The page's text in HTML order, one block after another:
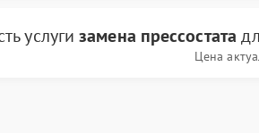
услугизамена прессостата
Цена